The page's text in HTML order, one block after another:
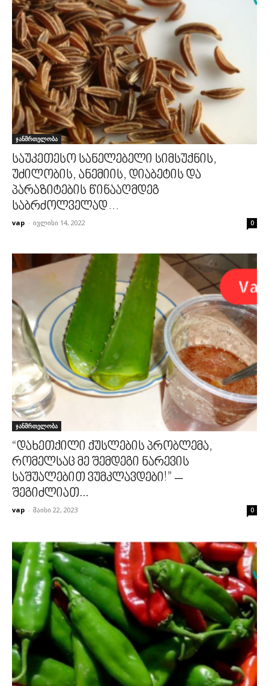
ჯანმრთელობა
საუკეთესო სანელებელი სიმსუქნის,
უძილობის, ანემიის, დიაბეტის და
პარაზიტების წინააღმდეგ
საბრძოლველად…
vap - ივლისი 14, 2022 0
ჯანმრთელობა
“დახეთქილი ქუსლების პრობლემა,
რომელსაც მე შემდეგი ნარევის
საშუალებით ვუმკლავდები!” –
შეგიძლიათ...
vap - მაისი 22, 2023 0